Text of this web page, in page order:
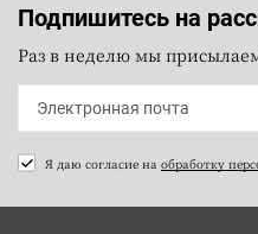
Подпишитесь на
Раз в неделю мы
Я даю согласие на обработку